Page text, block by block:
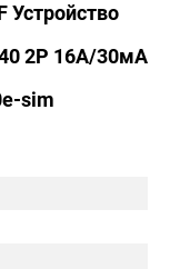
Устройство
2P 16А/30мА
sim